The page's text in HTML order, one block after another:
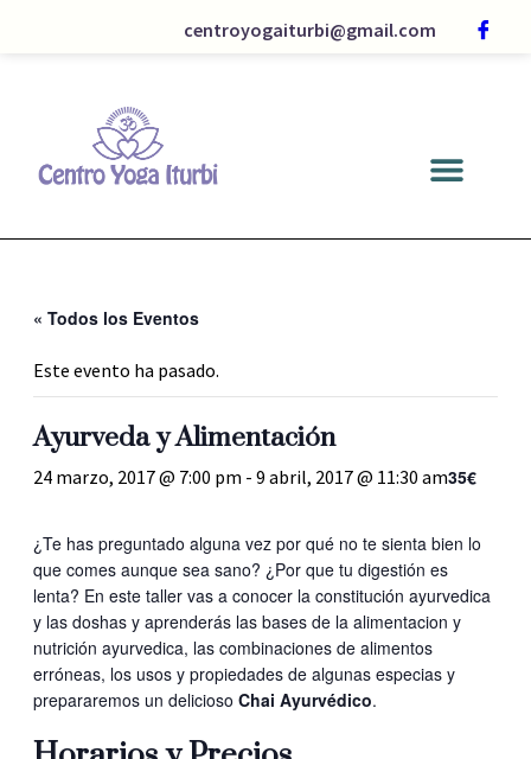
centroyogaiturbi@gmail.com
« Todos los Eventos
Este evento ha pasado.
Ayurveda y Alimentación
24 marzo, 2017 @ 7:00 pm - 9 abril, 2017 @ 11:30 am35€
¿Te has preguntado alguna vez por qué no te sienta bien lo
que comes aunque sea sano? ¿Por que tu digestión es
lenta? En este taller vas a conocer la constitución ayurvedica
y las doshas y aprenderás las bases de la alimentacion y
nutrición ayurvedica, las combinaciones de alimentos
erróneas, los usos y propiedades de algunas especias y
prepararemos un delicioso Chai Ayurvédico.